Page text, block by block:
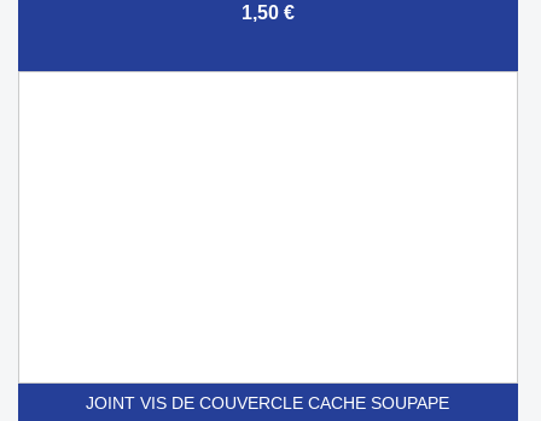
1,50 €
JOINT VIS DE COUVERCLE CACHE SOUPAPE